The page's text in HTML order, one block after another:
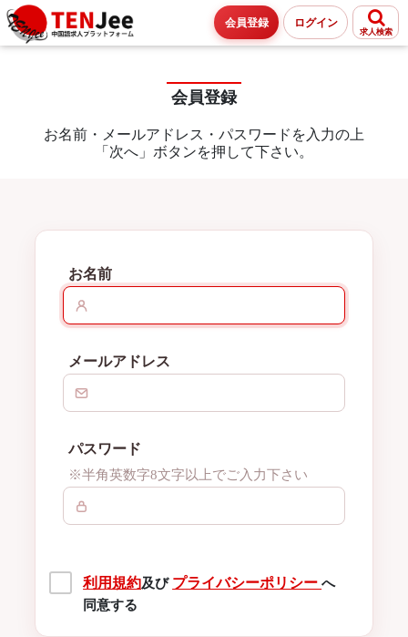
会員登録 ログイン
求人検索
会員登録
お名前・メールアドレス・パスワードを入力の上
「次へ」ボタンを押して下さい。
お名前
メールアドレス
パスワード
※半角英数字8文字以上でご入力下さい
利用規約及び プライバシーポリシーへ
同意する